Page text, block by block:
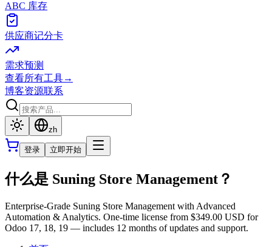
ABC 库存
供应商记分卡
需求预测
查看所有工具→
博客资源联系
zh
登录 立即开始
什么是 Suning Store Management？
Enterprise-Grade Suning Store Management with Advanced
Automation & Analytics. One-time license from $349.00 USD for
Odoo 17, 18, 19 — includes 12 months of updates and support.